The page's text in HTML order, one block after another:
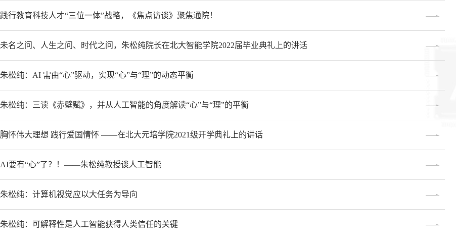
践行教育科技人才“三位一体”战略，《焦点访谈》聚焦通院！
未名之问、人生之问、时代之问，朱松纯院长在北大智能学院2022届毕业典礼上的讲话
朱松纯：AI 需由“心”驱动，实现“心”与“理”的动态平衡
朱松纯：三读《赤壁赋》，并从人工智能的角度解读“心”与“理”的平衡
胸怀伟大理想 践行爱国情怀 ——在北大元培学院2021级开学典礼上的讲话
AI要有“心”了？！——朱松纯教授谈人工智能
朱松纯：计算机视觉应以大任务为导向
朱松纯：可解释性是人工智能获得人类信任的关键